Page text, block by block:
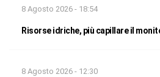
8 Agosto 2026 - 18:54
Risorse idriche, più capillare il
8 Agosto 2026 - 12:30